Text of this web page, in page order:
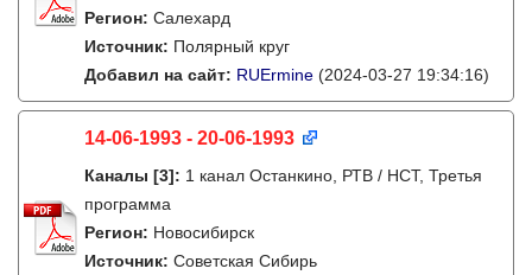
Регион: Салехард
Источник: Полярный круг
Добавил на сайт: RUErmine (2024-03-27 19:34:16)
14-06-1993 - 20-06-1993
Каналы [3]: 1 канал Останкино, РТВ / НСТ, Третья
программа
Регион: Новосибирск
Источник: Советская Сибирь